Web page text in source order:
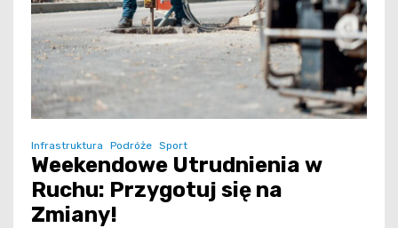
Infrastruktura Podróże Sport
Weekendowe Utrudnienia w
Ruchu: Przygotuj się na
Zmiany!